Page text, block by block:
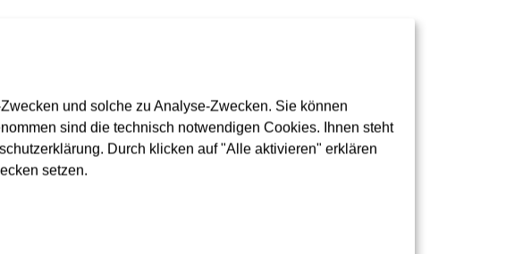
und solche zu Analyse-Zwecken. Sie können
sind die technisch notwendigen Cookies. Ihnen steht
Durch klicken auf "Alle aktivieren" erklären
setzen.